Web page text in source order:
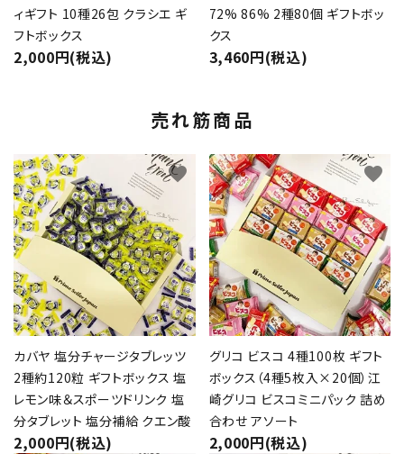
ィギフト 10種26包 クラシエ ギ
フトボックス
2,000円(税込)
72% 86% 2種80個 ギフトボッ
クス
3,460円(税込)
売れ筋商品
カバヤ 塩分チャージタブレッツ
2種約120粒 ギフトボックス 塩
レモン味＆スポーツドリンク 塩
分タブレット 塩分補給 クエン酸
2,000円(税込)
favorite
グリコ ビスコ 4種100枚 ギフト
ボックス（4種5枚入×20個）江
崎グリコ ビスコミニパック 詰め
合わせ アソート
2,000円(税込)
favorite